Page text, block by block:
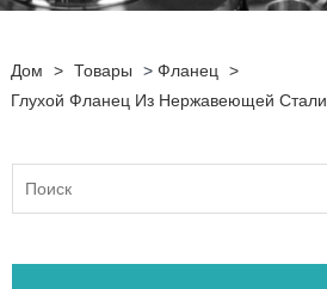
Дом > Товары > Фланец
>
Глухой Фланец Из Нержавеющей Стали